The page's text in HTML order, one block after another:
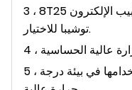
3 ، 8T25 اليابانية الأصلية والمحلية 834 أنابيب الإلكترون
توشيبا للاختيار.
5 ، تبريد الهواء الهيدروليكي ، يمكن استخدامها في بيئة درجة